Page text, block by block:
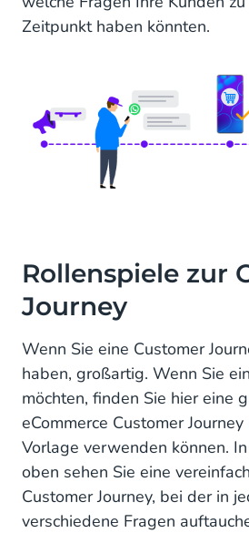
Zeitpunkt haben könnten.
Rollenspiele zur
Journey
Wenn Sie eine Customer
haben, großartig. Wenn Sie
möchten, finden Sie hier eine
eCommerce Customer
Vorlage verwenden können.
oben sehen Sie eine
Customer Journey, bei der in
verschiedene Fragen